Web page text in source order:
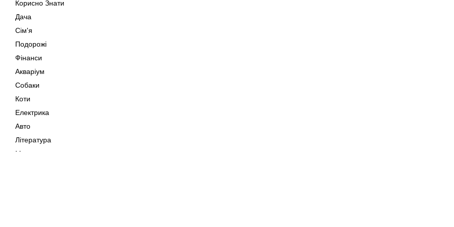
Корисно Знати
Дача
Сім'я
Подорожі
Фінанси
Акваріум
Собаки
Коти
Електрика
Авто
Література
Музика